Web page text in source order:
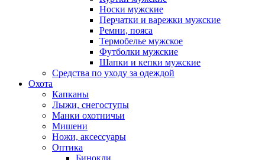
Носки мужские
Перчатки и варежки мужские
Ремни, пояса
Термобелье мужское
Футболки мужские
Шапки и кепки мужские
Средства по уходу за одеждой
Охота
Капканы
Лыжи, снегоступы
Манки охотничьи
Мишени
Ножи, аксессуары
Оптика
Бинокли